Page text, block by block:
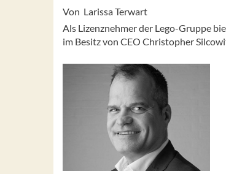
Von Larissa Terwart
Als Lizenznehmer der Lego-Gruppe
im Besitz von CEO Christopher